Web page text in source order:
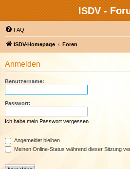
ISDV -
FAQ
ISDV-Homepage Foren
Anmelden
Benutzername:
Passwort:
Ich habe mein Passwort vergessen
Angemeldet bleiben
Meinen Online-Status während dieser Sitzung